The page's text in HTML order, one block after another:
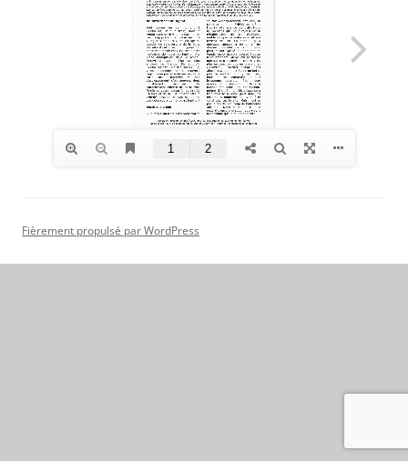
Fièrement propulsé par WordPress